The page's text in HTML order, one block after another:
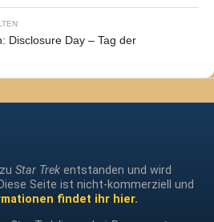
Disclosure Day – Tag der
Star Trekentstanden und wird
Seite ist nicht-kommerziell und
findet ihr hier.